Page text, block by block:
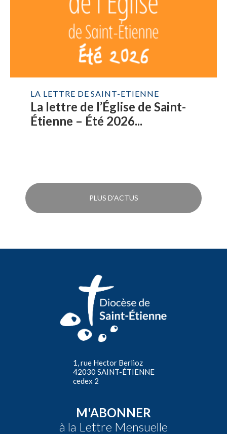
LA LETTRE DE SAINT-ETIENNE
La lettre de l’Église de Saint-
Étienne – Été 2026...
PLUS D'ACTUS
1, rue Hector Berlioz
42030 SAINT-ÉTIENNE
cedex 2
M'ABONNER
à la Lettre Mensuelle